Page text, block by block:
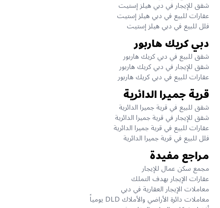
شقق للإيجار في دبي هيلز إستيت
عقارات للبيع في دبي هيلز إستيت
فلل للبيع في دبي هيلز إستيت
دبي كريك هاربور
شقق للبيع في دبي كريك هاربور
شقق للإيجار في دبي كريك هاربور
عقارات للبيع في دبي كريك هاربور
قرية جميرا الدائرية
شقق للبيع في قرية جميرا الدائرية
شقق للإيجار في قرية جميرا الدائرية
عقارات للبيع في قرية جميرا الدائرية
فلل للبيع في قرية جميرا الدائرية
مراجع مفيدة
مجمع سكن عمال للإيجار
عقارات الإيجار بهدف التملك
معاملات الإيجار العقارية في دبي
معاملات دائرة الأراضي والأملاك DLD يومياً